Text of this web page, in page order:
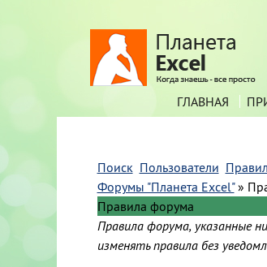
ГЛАВНАЯ
Поиск Пользователи
Форумы "Планета Excel" »
Правила форума
Правила форума, указанные
изменять правила без